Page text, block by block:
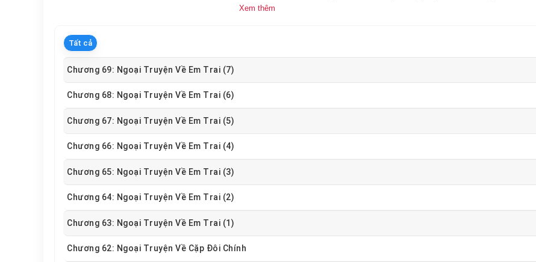
với hắn, kết quả bị công kích cá nhân: Ồ, cậu thích Shakespeare à? Chả
Shakespeare đứa đó là rác!Cuối cùng Văn Địch cũng có cơ hội làm
hình học phức của anh.Văn Địch: Em thấy một chiếc cốc in dải Mobius,
một bề mặt không định hướng, không thuộc về phạm vi của hình học
cứu về cái gì?Văn Địch: Phân tích “Xin Tùy Ý Thích” từ góc nhìn của văn
có logic, nói về ông ta còn chẳng bằng nói về việc phân loại rác.Phó
cứu sinh Anh ngữ nói tục chửi thề (thụ)Chút hài hước chút học thuật và
Xem thêm
Tất cả
Chương 69: Ngoại Truyện Về Em Trai (7)
Chương 68: Ngoại Truyện Về Em Trai (6)
Chương 67: Ngoại Truyện Về Em Trai (5)
Chương 66: Ngoại Truyện Về Em Trai (4)
Chương 65: Ngoại Truyện Về Em Trai (3)
Chương 64: Ngoại Truyện Về Em Trai (2)
Chương 63: Ngoại Truyện Về Em Trai (1)
Chương 62: Ngoại Truyện Về Cặp Đôi Chính